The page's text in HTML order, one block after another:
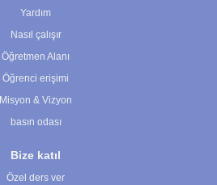
Yardım
Nasıl çalışır
Öğretmen Alanı
Öğrenci erişimi
Misyon & Vizyon
basın odası
Bize katıl
Özel ders ver